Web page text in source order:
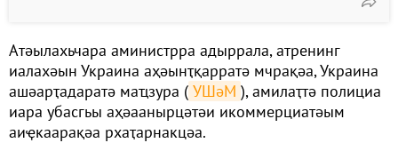
Атәылахьчара аминистрра адыррала, атренинг
иалахәын Украина аҳәынҭқарратә мчрақәа, Украина
ашәарҭадаратә маҵзура ( УШәМ ), амилаҭтә полициа
иара убасгьы аҳәаанырцәтәи икоммерциатәым
аиҿкаарақәа рхаҭарнакцәа.